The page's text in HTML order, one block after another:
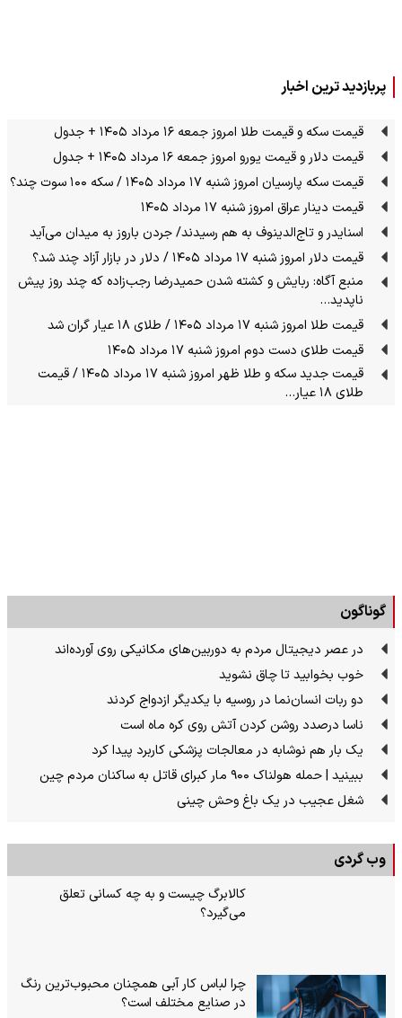
پربازدید ترین اخبار
قیمت سکه و قیمت طلا امروز جمعه ۱۶ مرداد ۱۴۰۵ + جدول
قیمت دلار و قیمت یورو امروز جمعه ۱۶ مرداد ۱۴۰۵ + جدول
قیمت سکه پارسیان امروز شنبه ۱۷ مرداد ۱۴۰۵ / سکه ۱۰۰ سوت چند؟
قیمت دینار عراق امروز شنبه ۱۷ مرداد ۱۴۰۵
اسنایدر و تاج‌الدینوف به هم رسیدند/ جردن باروز به میدان می‌آید
قیمت دلار امروز شنبه ۱۷ مرداد ۱۴۰۵ / دلار در بازار آزاد چند شد؟
منبع آگاه: ربایش و کشته شدن حمیدرضا رجب‌زاده که چند روز پیش
ناپدید…
قیمت طلا امروز شنبه ۱۷ مرداد ۱۴۰۵ / طلای ۱۸ عیار گران شد
قیمت طلای دست دوم امروز شنبه ۱۷ مرداد ۱۴۰۵
قیمت جدید سکه و طلا ظهر امروز شنبه ۱۷ مرداد ۱۴۰۵ / قیمت
طلای ۱۸ عیار…
گوناگون
در عصر دیجیتال مردم به دوربین‌های مکانیکی روی آورده‌اند
خوب بخوابید تا چاق نشوید
دو ربات انسان‌نما در روسیه با یکدیگر ازدواج کردند
ناسا درصدد روشن کردن آتش روی کره ماه است
یک بار هم نوشابه در معالجات پزشکی کاربرد پیدا کرد
ببینید | حمله هولناک ۹۰۰ مار کبرای قاتل به ساکنان مردم چین
شغل عجیب در یک باغ وحش چینی
وب گردی
کالابرگ چیست و به چه کسانی تعلق
می‌گیرد؟
چرا لباس کار آبی همچنان محبوب‌ترین رنگ
در صنایع مختلف است؟